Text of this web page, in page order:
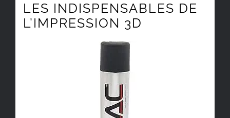
LES INDISPENSABLES DE
L’IMPRESSION 3D